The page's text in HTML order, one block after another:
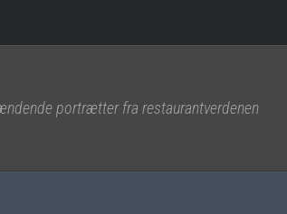
portrætter fra restaurantverdenen